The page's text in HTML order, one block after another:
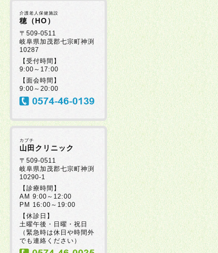
介護老人保健施設
穂（HO）
〒509-0511
岐阜県加茂郡七宗町神渕
10287
【受付時間】
9:00～17:00
【面会時間】
9:00～20:00
カブチ
山田クリニック
〒509-0511
岐阜県加茂郡七宗町神渕
10290-1
【診療時間】
AM 9:00～12:00
PM 16:00～19:00
【休診日】
土曜午後・日曜・祝日
（緊急時は休日や時間外
でも連絡ください）